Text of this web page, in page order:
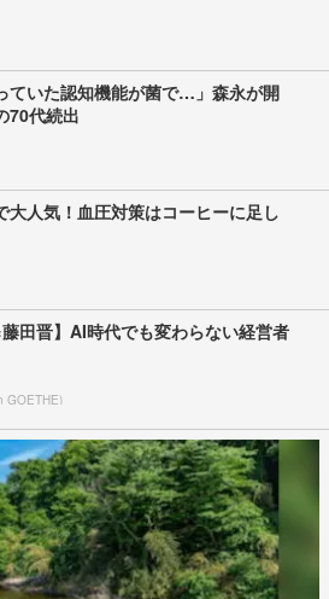
ていた認知機能が菌で…」森永が開
70代続出
大人気！血圧対策はコーヒーに足し
藤田晋】AI時代でも変わらない経営者
GOETHE)